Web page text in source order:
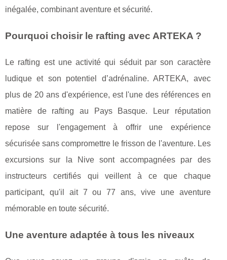
inégalée, combinant aventure et sécurité.
Pourquoi choisir le rafting avec ARTEKA ?
Le rafting est une activité qui séduit par son caractère
ludique et son potentiel d’adrénaline. ARTEKA, avec
plus de 20 ans d'expérience, est l'une des références en
matière de rafting au Pays Basque. Leur réputation
repose sur l'engagement à offrir une expérience
sécurisée sans compromettre le frisson de l'aventure. Les
excursions sur la Nive sont accompagnées par des
instructeurs certifiés qui veillent à ce que chaque
participant, qu'il ait 7 ou 77 ans, vive une aventure
mémorable en toute sécurité.
Une aventure adaptée à tous les niveaux